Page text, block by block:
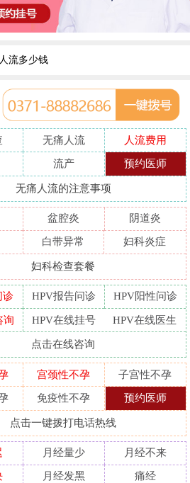
人流多少钱
打胎费用多少
人流医院哪家好
哪家人流专业
流好的医院
人流哪里好
无痛人流
人流费用
流产 预约医师
无痛人流的注意事项
盆腔炎
阴道炎
白带异常 妇科炎症
妇科检查套餐
诊 HPV报告问诊
HPV阳性问诊
询
HPV在线挂号 HPV在线医生
点击在线咨询
宫颈性不孕
子宫性不孕
免疫性不孕 预约医师
点击一键拨打电话热线
月经量少
月经不来
月经发黑 痛经